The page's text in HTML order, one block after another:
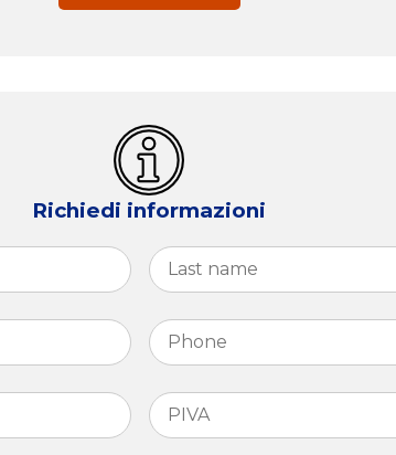
Richiedi informazioni
First
Phone *
PIVA *